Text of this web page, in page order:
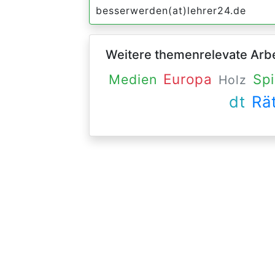
besserwerden(at)lehrer24.de
Weitere themenrelevate
Medien Europa Holz
dt